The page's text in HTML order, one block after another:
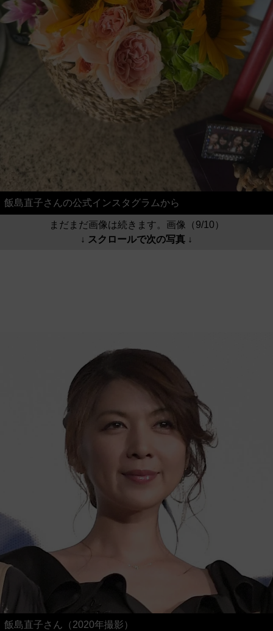
飯島直子さんの公式インスタグラムから
まだまだ画像は続きます。画像（9/10）
↓ スクロールで次の写真 ↓
飯島直子さん（2020年撮影）